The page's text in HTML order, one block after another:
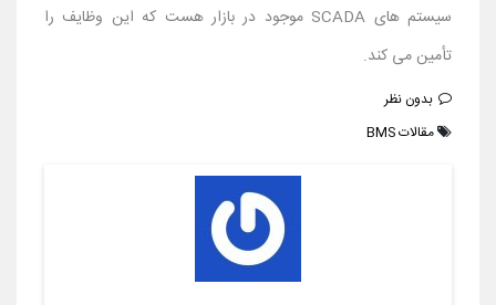
سیستم های SCADA موجود در بازار هست که این وظایف را
تأمین می کند.
بدون نظر
مقالات BMS